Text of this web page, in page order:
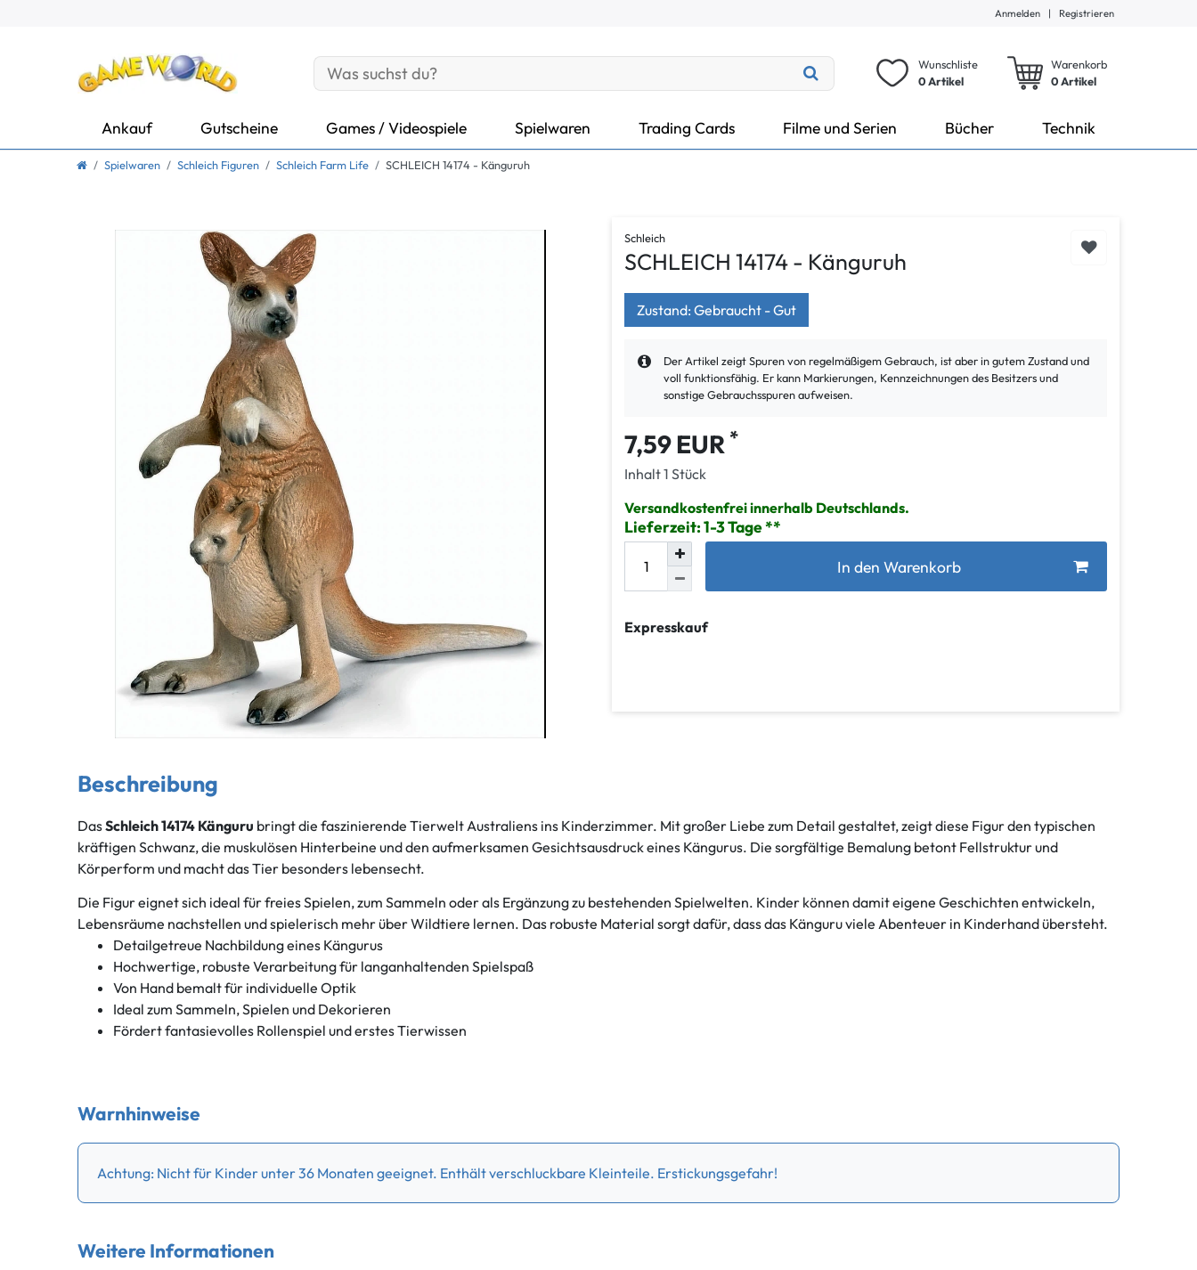
Anmelden | Registrieren
Wunschliste
0 Artikel
Warenkorb
0Artikel
Ankauf Gutscheine Games / Videospiele Spielwaren Trading Cards Filme und Serien Bücher Technik
Spielwaren Schleich Figuren Schleich Farm Life SCHLEICH 14174 - Känguruh
Schleich
SCHLEICH 14174 - Känguruh
Zustand: Gebraucht - Gut
Der Artikel zeigt Spuren von regelmäßigem Gebrauch, ist aber in gutem Zustand und
voll funktionsfähig. Er kann Markierungen, Kennzeichnungen des Besitzers und
sonstige Gebrauchsspuren aufweisen.
7,59 EUR *
Inhalt1 Stück
Versandkostenfrei innerhalb Deutschlands.
Lieferzeit: 1-3 Tage
In den Warenkorb
Expresskauf
Beschreibung
DasSchleich 14174 Känguru bringt die faszinierende Tierwelt Australiens ins Kinderzimmer. Mit großer Liebe zum Detail gestaltet, zeigt diese Figur den typischen
kräftigen Schwanz, die muskulösen Hinterbeine und den aufmerksamen Gesichtsausdruck eines Kängurus. Die sorgfältige Bemalung betont Fellstruktur und
Körperform und macht das Tier besonders lebensecht.
Die Figur eignet sich ideal für freies Spielen, zum Sammeln oder als Ergänzung zu bestehenden Spielwelten. Kinder können damit eigene Geschichten entwickeln,
Lebensräume nachstellen und spielerisch mehr über Wildtiere lernen. Das robuste Material sorgt dafür, dass das Känguru viele Abenteuer in Kinderhand übersteht.
Detailgetreue Nachbildung eines Kängurus
Hochwertige, robuste Verarbeitung für langanhaltenden Spielspaß
Von Hand bemalt für individuelle Optik
Ideal zum Sammeln, Spielen und Dekorieren
Fördert fantasievolles Rollenspiel und erstes Tierwissen
Warnhinweise
Achtung: Nicht für Kinder unter 36 Monaten geeignet. Enthält verschluckbare Kleinteile. Erstickungsgefahr!
Weitere Informationen